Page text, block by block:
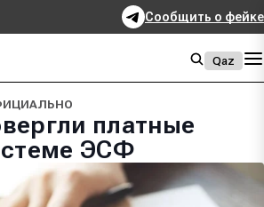
Сообщить о фейке
Qaz
платные
ЭСФ